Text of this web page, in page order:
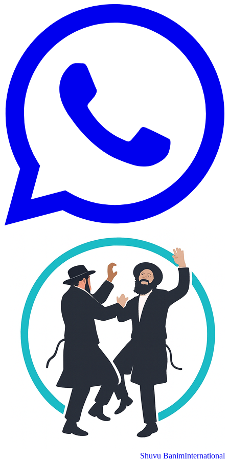
Shuvu Banim